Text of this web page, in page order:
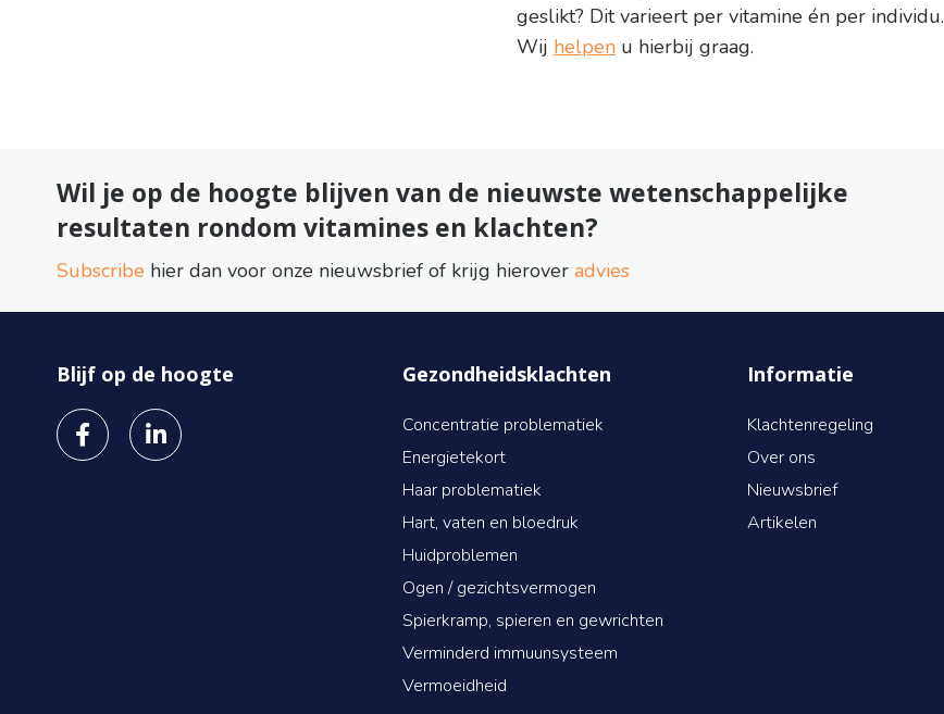
geslikt? Dit varieert per vitamine én per individu.
Wij helpen u hierbij graag.
Wil je op de hoogte blijven van de nieuwste wetenschappelijke
resultaten rondom vitamines en klachten?
Subscribe hier dan voor onze nieuwsbrief of krijg hierover advies
Blijf op de hoogte Gezondheidsklachten
Concentratie problematiek
Energietekort
Haar problematiek
Hart, vaten en bloedruk
Huidproblemen
Ogen / gezichtsvermogen
Spierkramp, spieren en gewrichten
Verminderd immuunsysteem
Vermoeidheid
Informatie
Klachtenregeling
Over ons
Nieuwsbrief
Artikelen